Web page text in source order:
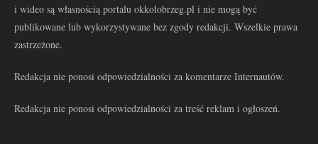
i wideo są własnością portalu okkolobrzeg.pl i nie mogą być
publikowane lub wykorzystywane bez zgody redakcji. Wszelkie prawa
zastrzeżone.
Redakcja nie ponosi odpowiedzialności za komentarze Internautów.
Redakcja nie ponosi odpowiedzialności za treść reklam i ogłoszeń.